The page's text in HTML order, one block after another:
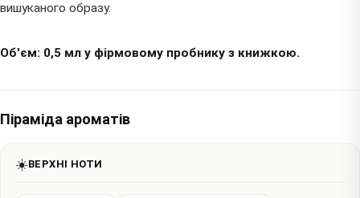
вишуканого образу.
Об'єм: 0,5 мл у фірмовому пробнику з книжкою.
Піраміда ароматів
☀️ВЕРХНІ НОТИ